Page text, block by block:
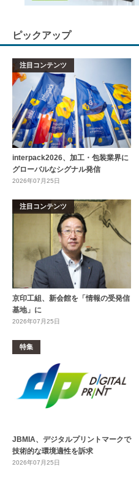
ピックアップ
注目コンテンツ
interpack2026、加工・包装業界に
グローバルなシグナル発信
2026年07月25日
注目コンテンツ
京印工組、新会館を「情報の受発信
基地」に
2026年07月25日
特集
JBMIA、デジタルプリントマークで
技術的な環境適性を訴求
2026年07月25日